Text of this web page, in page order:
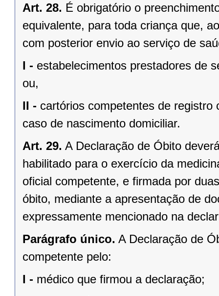
Art. 28. É obrigatório o
equivalente, para toda criança que,
com posterior envio ao serviço de
I - estabelecimentos prestadores de
ou,
II - cartórios competentes de
caso de nascimento domiciliar.
Art. 29. A Declaração de Óbito
habilitado para o exercício da
oficial competente, e firmada por
óbito, mediante a apresentação de
expressamente mencionado na
Parágrafo único. A Declaração de
competente pelo:
I - médico que firmou a declaração;